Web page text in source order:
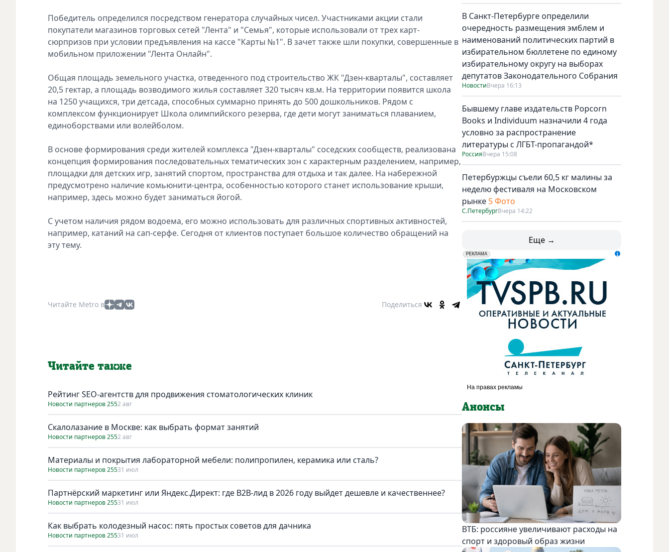
Победитель определился посредством генератора случайных чисел. Участниками акции стали
покупатели магазинов торговых сетей "Лента" и "Семья", которые использовали от трех карт-
сюрпризов при условии предъявления на кассе "Карты №1". В зачет также шли покупки, совершенные в
мобильном приложении "Лента Онлайн".
Общая площадь земельного участка, отведенного под строительство ЖК "Дзен-кварталы", составляет
20,5 гектар, а площадь возводимого жилья составляет 320 тысяч кв.м. На территории появится школа
на 1250 учащихся, три детсада, способных суммарно принять до 500 дошкольников. Рядом с
комплексом функционирует Школа олимпийского резерва, где дети могут заниматься плаванием,
единоборствами или волейболом.
В основе формирования среди жителей комплекса "Дзен-кварталы" соседских сообществ, реализована
концепция формирования последовательных тематических зон с характерным разделением, например,
площадки для детских игр, занятий спортом, пространства для отдыха и так далее. На набережной
предусмотрено наличие комьюнити-центра, особенностью которого станет использование крыши,
например, здесь можно будет заниматься йогой.
С учетом наличия рядом водоема, его можно использовать для различных спортивных активностей,
например, катаний на сап-серфе. Сегодня от клиентов поступает большое количество обращений на
эту тему.
Читайте Metro в Поделиться
Читайте также
Рейтинг SEO-агентств для продвижения стоматологических клиник
Новости партнеров 2552 авг
Скалолазание в Москве: как выбрать формат занятий
Новости партнеров 2552 авг
Материалы и покрытия лабораторной мебели: полипропилен, керамика или сталь?
Новости партнеров 25531 июл
Партнёрский маркетинг или Яндекс.Директ: где B2B-лид в 2026 году выйдет дешевле и качественнее?
Новости партнеров 25531 июл
Как выбрать колодезный насос: пять простых советов для дачника
Новости партнеров 25531 июл
В Санкт-Петербурге определили
очередность размещения эмблем и
наименований политических партий в
избирательном бюллетене по единому
избирательному округу на выборах
депутатов Законодательного Собрания
НовостиВчера 16:13
Бывшему главе издательств Popcorn
Books и Individuum назначили 4 года
условно за распространение
литературы с ЛГБТ-пропагандой*
РоссияВчера 15:08
Петербуржцы съели 60,5 кг малины за
неделю фестиваля на Московском
рынке 5 Фото
С.ПетербургВчера 14:22
Еще →
erid: LdtCK5udn
РЕКЛАМА
АО "ГАТР", ИНН: 7841320717
Анонсы
ВТБ: россияне увеличивают расходы на
спорт и здоровый образ жизни